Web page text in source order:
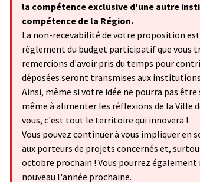
la compétence exclusive d'une autre
compétence de la Région.
La non-recevabilité de votre proposition est
règlement du budget participatif que vous
remercions d'avoir pris du temps pour
déposées seront transmises aux
Ainsi, même si votre idée ne pourra pas
même à alimenter les réflexions de la Ville
vous, c'est tout le territoire qui innovera !
Vous pouvez continuer à vous impliquer
aux porteurs de projets concernés et,
octobre prochain ! Vous pourrez
nouveau l'année prochaine.